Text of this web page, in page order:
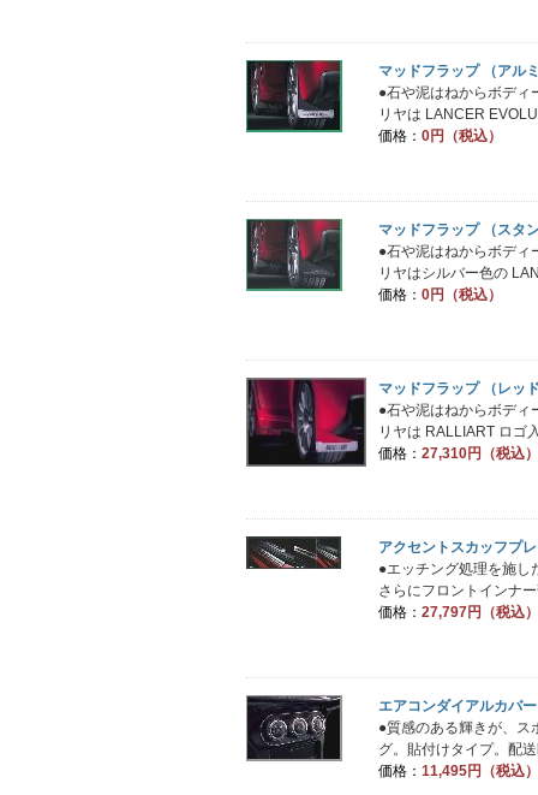
マッドフラップ （アル
●石や泥はねからボディ
リヤは LANCER
価格： 0円（税込）
マッドフラップ （スタ
●石や泥はねからボディ
リヤはシルバー色の
価格： 0円（税込）
マッドフラップ （レッ
●石や泥はねからボディ
リヤは RALLIART ロゴ
価格： 27,310円（税込）
アクセントスカッフプ
●エッチング処理を施し
さらにフロントインナ
価格： 27,797円（税込）
エアコンダイアルカバー
●質感のある輝きが、ス
グ。貼付けタイプ。配
価格： 11,495円（税込）